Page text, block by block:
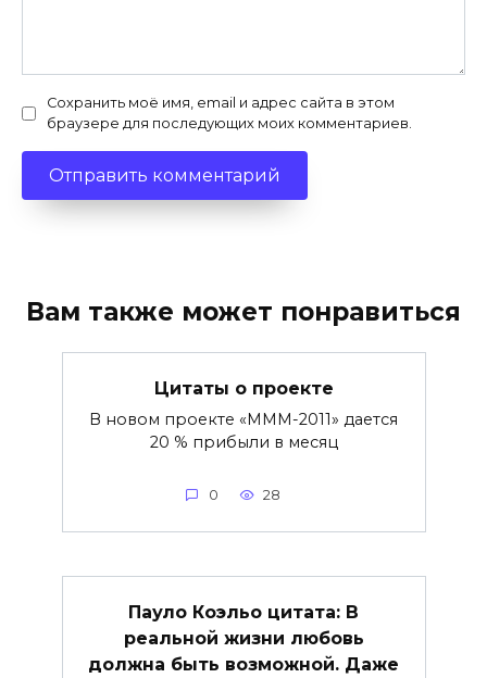
Сохранить моё имя, email и адрес сайта в этом
браузере для последующих моих комментариев.
Вам также может понравиться
Цитаты о проекте
В новом проекте «МММ-2011» дается
20 % прибыли в месяц
0 28
Пауло Коэльо цитата: В
реальной жизни любовь
должна быть возможной. Даже